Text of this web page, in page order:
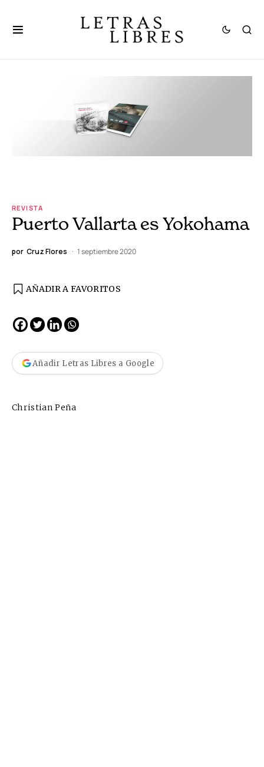
REVISTA
Puerto Vallarta es Yokohama
por Cruz Flores 1 septiembre 2020
AÑADIR A FAVORITOS
Añadir Letras Libres a Google
Christian Peña